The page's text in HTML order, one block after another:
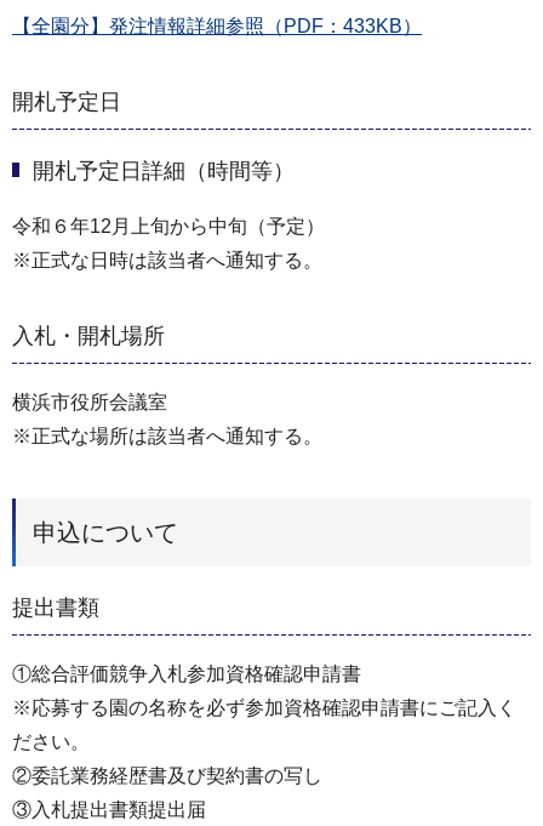
【全園分】発注情報詳細参照（PDF：433KB）
開札予定日
開札予定日詳細（時間等）
令和６年12月上旬から中旬（予定）
※正式な日時は該当者へ通知する。
入札・開札場所
横浜市役所会議室
※正式な場所は該当者へ通知する。
申込について
提出書類
①総合評価競争入札参加資格確認申請書
※応募する園の名称を必ず参加資格確認申請書にご記入く
ださい。
②委託業務経歴書及び契約書の写し
③入札提出書類提出届